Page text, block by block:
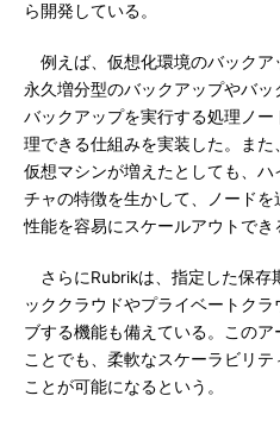
ら開発している。
例えば、仮想化環境のバックア
永久増分型のバックアップやバッ
バックアップを実行する処理ノ
理できる仕組みを実装した。ま
仮想マシンが増えたとしても、
チャの特徴を生かして、ノード
性能を容易にスケールアウトでき
さらにRubrikは、指定した保存
ッククラウドやプライベートク
ブする機能も備えている。この
ことでも、柔軟なスケーラビリ
ことが可能になるという。